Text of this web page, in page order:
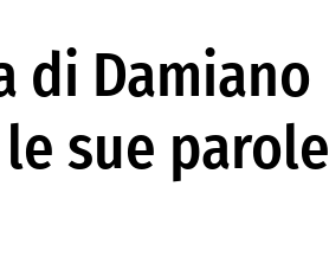
di Damiano
sue parole